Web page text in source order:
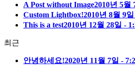
A Post without Image2010년 5월
Custom Lightbox!2010년 8월 9
This is a test2010년 12월 28일 -
최근
안녕하세요!2020년 11월 7일 -